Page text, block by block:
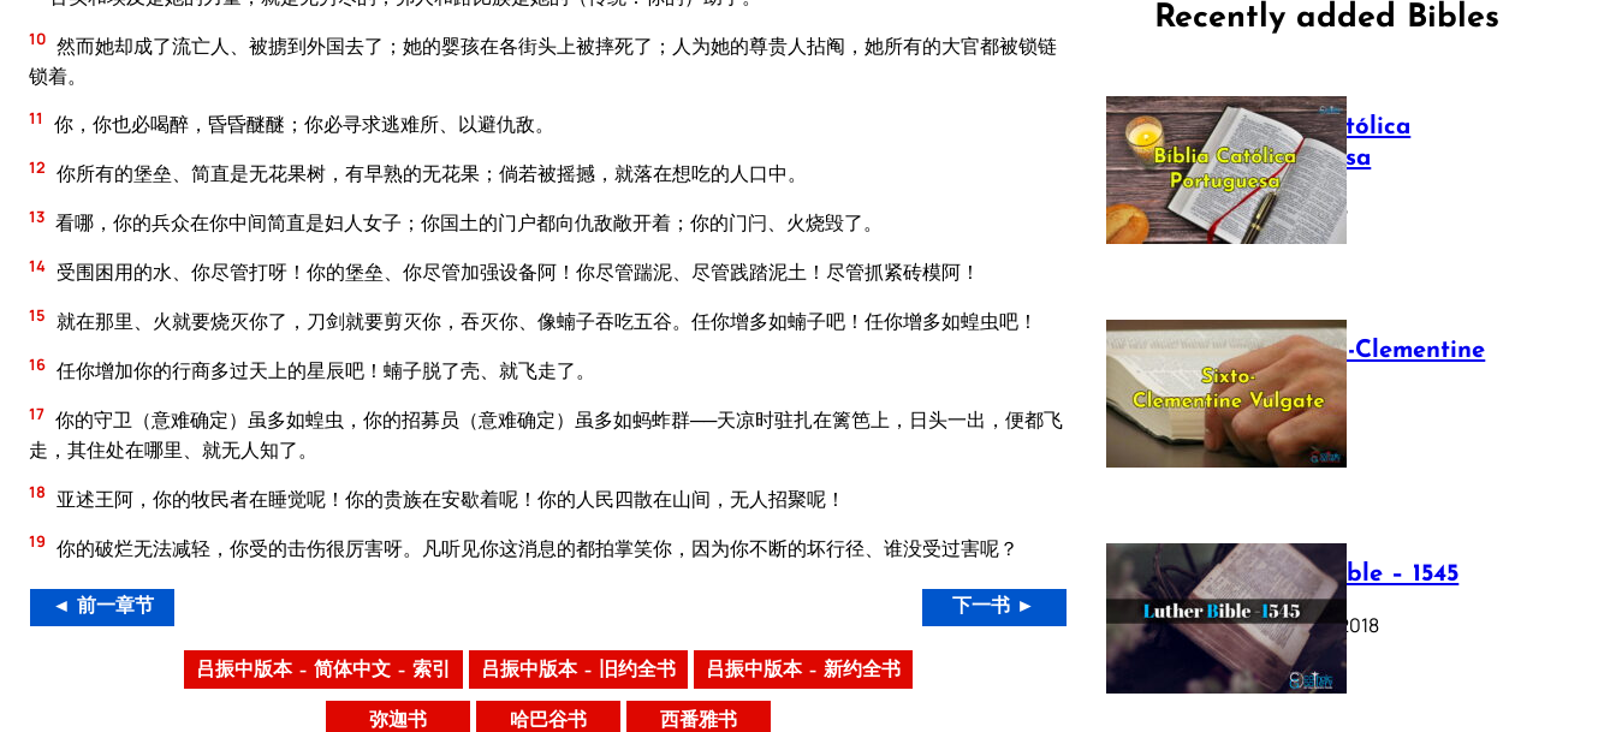
10 然而她却成了流亡人、被掳到外国去了；她的婴孩在各街头上被摔死了；人为她的尊贵人拈阄，她所有的大官都被锁链
锁着。
11 你，你也必喝醉，昏昏醚醚；你必寻求逃难所、以避仇敌。
12 你所有的堡垒、简直是无花果树，有早熟的无花果；倘若被摇撼，就落在想吃的人口中。
13 看哪，你的兵众在你中间简直是妇人女子；你国土的门户都向仇敌敞开着；你的门闩、火烧毁了。
14 受围困用的水、你尽管打呀！你的堡垒、你尽管加强设备阿！你尽管踹泥、尽管践踏泥土！尽管抓紧砖模阿！
15 就在那里、火就要烧灭你了，刀剑就要剪灭你，吞灭你、像蝻子吞吃五谷。任你增多如蝻子吧！任你增多如蝗虫吧！
16 任你增加你的行商多过天上的星辰吧！蝻子脱了壳、就飞走了。
17 你的守卫（意难确定）虽多如蝗虫，你的招募员（意难确定）虽多如蚂蚱群──天凉时驻扎在篱笆上，日头一出，便都飞
走，其住处在哪里、就无人知了。
18 亚述王阿，你的牧民者在睡觉呢！你的贵族在安歇着呢！你的人民四散在山间，无人招聚呢！
19 你的破烂无法减轻，你受的击伤很厉害呀。凡听见你这消息的都拍掌笑你，因为你不断的坏行径、谁没受过害呢？
◄ 前一章节 下一书 ►
吕振中版本 – 简体中文 – 索引 吕振中版本 – 旧约全书 吕振中版本 – 新约全书
弥迦书 哈巴谷书 西番雅书
Recently added Bibles
Bíblia Católica
Portuguesa
July 16, 2025
The Sixto-Clementine
Vulgate
July 12, 2025
Luther Bible – 1545
October 17, 2018